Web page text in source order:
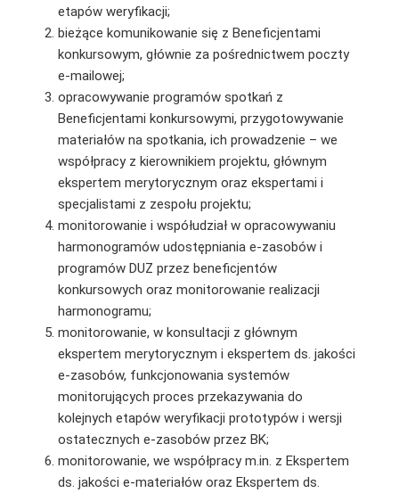
etapów weryfikacji;
bieżące komunikowanie się z Beneficjentami
konkursowym, głównie za pośrednictwem poczty
e-mailowej;
opracowywanie programów spotkań z
Beneficjentami konkursowymi, przygotowywanie
materiałów na spotkania, ich prowadzenie – we
współpracy z kierownikiem projektu, głównym
ekspertem merytorycznym oraz ekspertami i
specjalistami z zespołu projektu;
monitorowanie i współudział w opracowywaniu
harmonogramów udostępniania e-zasobów i
programów DUZ przez beneficjentów
konkursowych oraz monitorowanie realizacji
harmonogramu;
monitorowanie, w konsultacji z głównym
ekspertem merytorycznym i ekspertem ds. jakości
e-zasobów, funkcjonowania systemów
monitorujących proces przekazywania do
kolejnych etapów weryfikacji prototypów i wersji
ostatecznych e-zasobów przez BK;
monitorowanie, we współpracy m.in. z Ekspertem
ds. jakości e-materiałów oraz Ekspertem ds.